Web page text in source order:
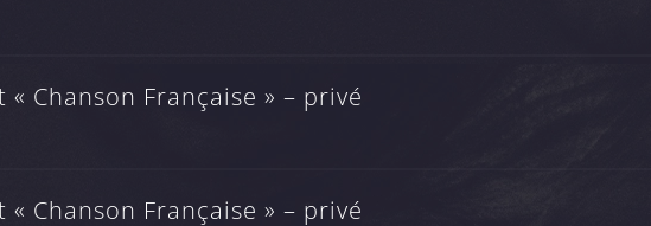
« Chanson Française » – privé
« Chanson Française » – privé